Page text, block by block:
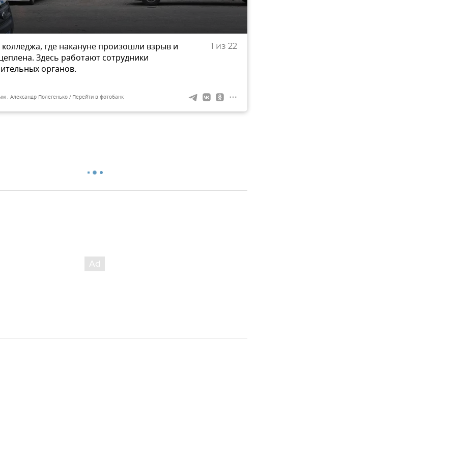
1 из 22
где накануне произошли взрыв и
Здесь работают сотрудники
органов.
. Александр Полегенько Перейти в фотобанк